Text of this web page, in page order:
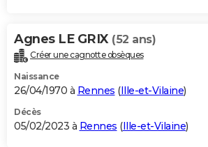
Agnes LE GRIX (52 ans)
Créer une cagnotte obsèques
Naissance
26/04/1970 à Rennes (Ille-et-Vilaine)
Décès
05/02/2023 à Rennes (Ille-et-Vilaine)